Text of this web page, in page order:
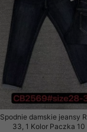
Spodnie damskie jeansy
33, 1 Kolor Paczka 10